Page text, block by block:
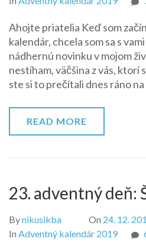
Ahojte priatelia Keď som
kalendár, chcela som sa s
nádhernú novinku v mojom
nestíham, väčšina z vás, ktorí
ste si to prečítali dnes ráno
READ MORE
23. adventný deň:
Bynikusikba On 24. 12.
In Adventný kalendár 2019